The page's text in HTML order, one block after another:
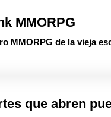
MMORPG
MMORPG de la vieja
que abren